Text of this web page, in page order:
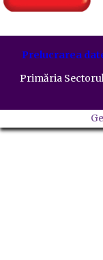
Prelucrarea
Primăria